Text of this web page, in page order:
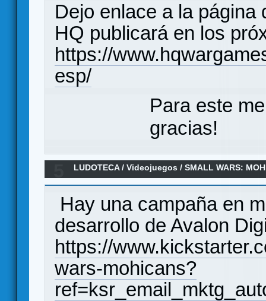
Dejo enlace a la página
HQ publicará en los
https://
esp/
Para este
gracias!
LUDOTECA/Videojuegos /SMALL WARS:
Hay una campaña en
desarrollo de Avalon
https://
wars-mohicans?